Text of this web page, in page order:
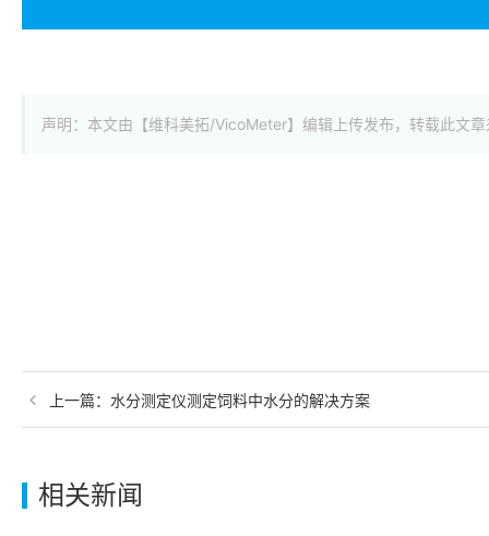
声明：本文由【维科美拓/VicoMeter】编辑上传发布，转载此文
上一篇： 水分测定仪测定饲料中水分的解决方案
相关新闻